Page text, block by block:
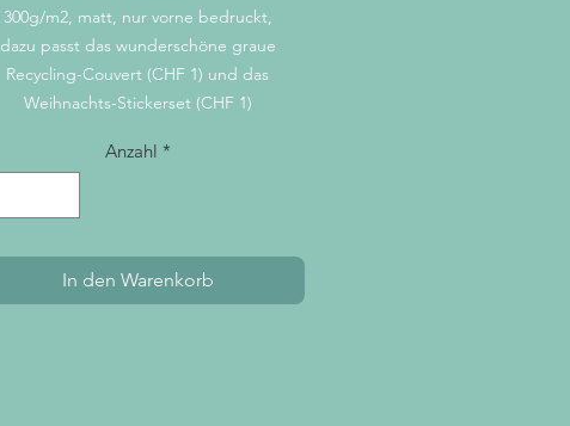
300g/m2, matt, nur vorne bedruckt,
dazu passt das wunderschöne graue
Recycling-Couvert (CHF 1) und das
Weihnachts-Stickerset (CHF 1)
Anzahl *
In den Warenkorb